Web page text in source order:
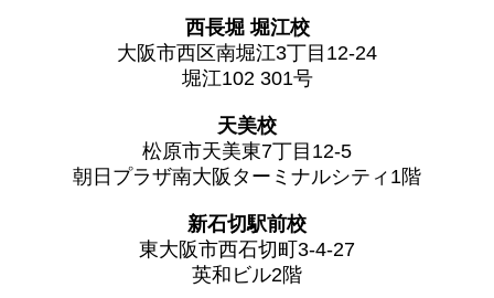
西長堀 堀江校
大阪市西区南堀江3丁目12-24
堀江102 301号
天美校
松原市天美東7丁目12-5
朝日プラザ南大阪ターミナルシティ1階
新石切駅前校
東大阪市西石切町3-4-27
英和ビル2階